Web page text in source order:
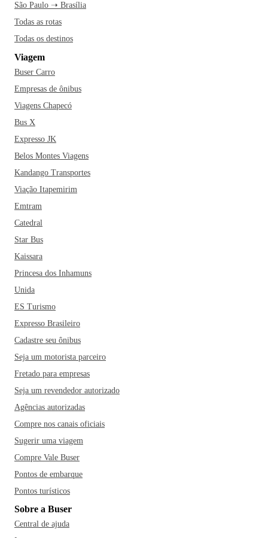
São Paulo ➝ Brasília
Todas as rotas
Todas os destinos
Viagem
Buser Carro
Empresas de ônibus
Viagens Chapecó
Bus X
Expresso JK
Belos Montes Viagens
Kandango Transportes
Viação Itapemirim
Emtram
Catedral
Star Bus
Kaissara
Princesa dos Inhamuns
Unida
ES Turismo
Expresso Brasileiro
Cadastre seu ônibus
Seja um motorista parceiro
Fretado para empresas
Seja um revendedor autorizado
Agências autorizadas
Compre nos canais oficiais
Sugerir uma viagem
Compre Vale Buser
Pontos de embarque
Pontos turísticos
Sobre a Buser
Central de ajuda